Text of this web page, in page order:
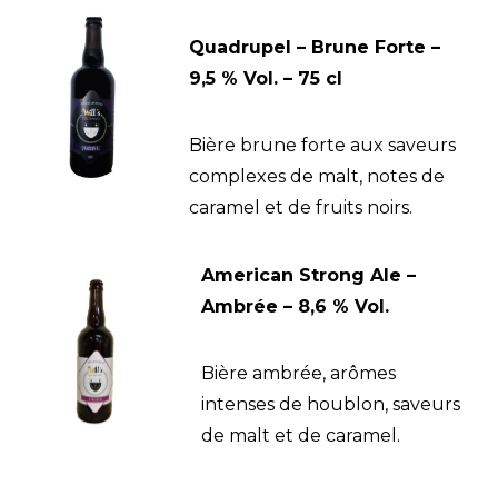
Quadrupel – Brune Forte –
9,5 % Vol. – 75 cl
Bière brune forte aux saveurs
complexes de malt, notes de
caramel et de fruits noirs.
American Strong Ale –
Ambrée – 8,6 % Vol.
Bière ambrée, arômes
intenses de houblon, saveurs
de malt et de caramel.